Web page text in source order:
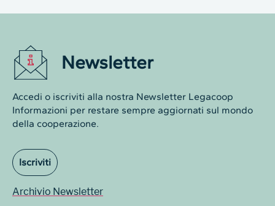
Newsletter
Accedi o iscriviti alla nostra Newsletter Legacoop
Informazioni per restare sempre aggiornati sul mondo
della cooperazione.
Iscriviti
Archivio Newsletter